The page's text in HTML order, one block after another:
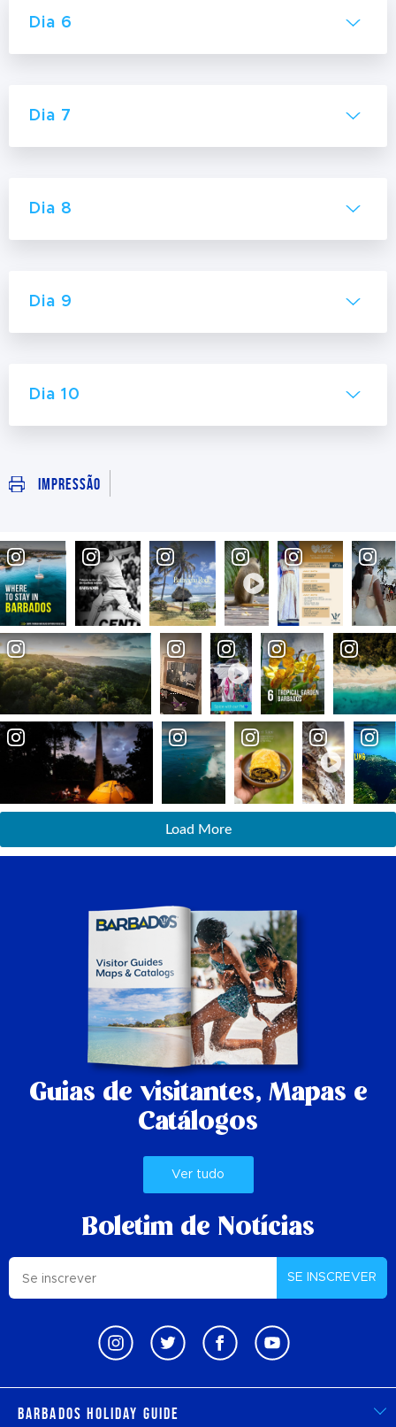
Dia 6
Dia 7
Dia 8
Dia 9
Dia 10
Impressão
Load More
Guias de visitantes, Mapas e
Catálogos
Ver tudo
Boletim de Notícias
SE INSCREVER
Barbados Holiday Guide